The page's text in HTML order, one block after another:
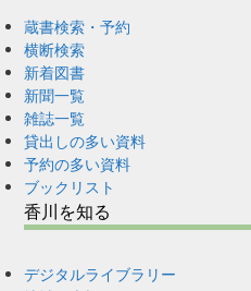
蔵書検索・予約
横断検索
新着図書
新聞一覧
雑誌一覧
貸出しの多い資料
予約の多い資料
ブックリスト
香川を知る
デジタルライブラリー